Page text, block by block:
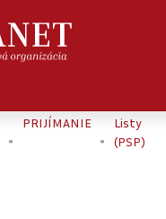
PRIJÍMANIE
Listy
(PSP)